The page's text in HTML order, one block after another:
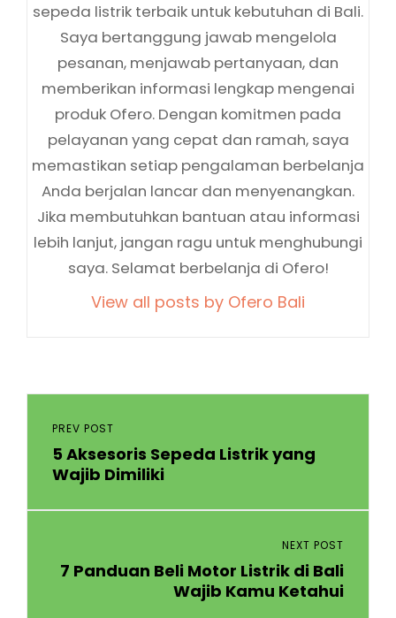
sepeda listrik terbaik untuk kebutuhan di Bali.
Saya bertanggung jawab mengelola
pesanan, menjawab pertanyaan, dan
memberikan informasi lengkap mengenai
produk Ofero. Dengan komitmen pada
pelayanan yang cepat dan ramah, saya
memastikan setiap pengalaman berbelanja
Anda berjalan lancar dan menyenangkan.
Jika membutuhkan bantuan atau informasi
lebih lanjut, jangan ragu untuk menghubungi
saya. Selamat berbelanja di Ofero!
View all posts by Ofero Bali
pos
Previous
Post
PREV POST
5 Aksesoris Sepeda Listrik yang
Wajib Dimiliki
Post
NEXT POST
7 Panduan Beli Motor Listrik di Bali
Wajib Kamu Ketahui